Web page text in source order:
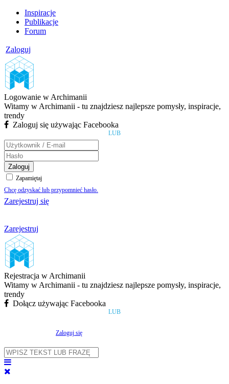
Inspiracje
Publikacje
Forum
Zaloguj
Logowanie w Archimanii
Witamy w Archimanii - tu znajdziesz najlepsze pomysły, inspiracje,
trendy
Zaloguj się używając Facebooka
LUB
Zaloguj
Zapamiętaj
Chcę odzyskać lub przypomnieć hasło.
Zarejestruj się
Zarejestruj
Rejestracja w Archimanii
Witamy w Archimanii - tu znajdziesz najlepsze pomysły, inspiracje,
trendy
Dołącz używając Facebooka
LUB
Zaloguj się